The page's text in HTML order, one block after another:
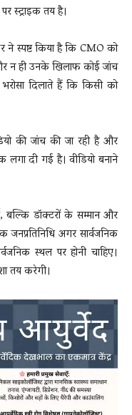
स्ट्राइक तय है।
स्पष्ट किया है कि CMO को
न ही उनके खिलाफ कोई जांच
दिलाते हैं कि किसी को
की जांच की जा रही है और
लगा दी गई है। वीडियो बनाने
बल्कि डॉक्टरों के सम्मान और
अगर सार्वजनिक
स्थल पर होनी चाहिए।
तय करेगी।